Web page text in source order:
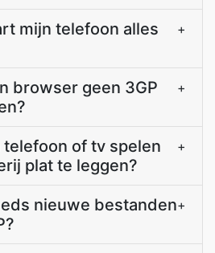
mijn telefoon alles
+
browser geen 3GP
+
telefoon of tv spelen
plat te leggen?
+
nieuwe bestanden+